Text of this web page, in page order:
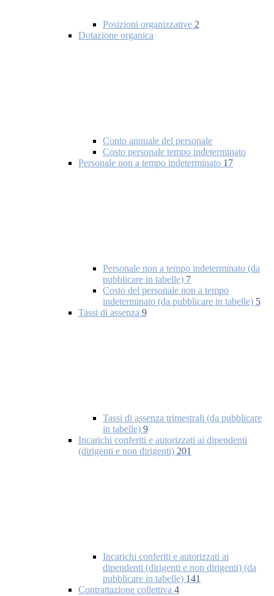
Posizioni organizzative 2
Dotazione organica
Conto annuale del personale
Costo personale tempo indeterminato
Personale non a tempo indeterminato 17
Personale non a tempo indeterminato (da
pubblicare in tabelle) 7
Costo del personale non a tempo
indeterminato (da pubblicare in tabelle) 5
Tassi di assenza 9
Tassi di assenza trimestrali (da pubblicare
in tabelle) 9
Incarichi conferiti e autorizzati ai dipendenti
(dirigenti e non dirigenti) 201
Incarichi conferiti e autorizzati ai
dipendenti (dirigenti e non dirigenti) (da
pubblicare in tabelle) 141
Contrattazione collettiva 4